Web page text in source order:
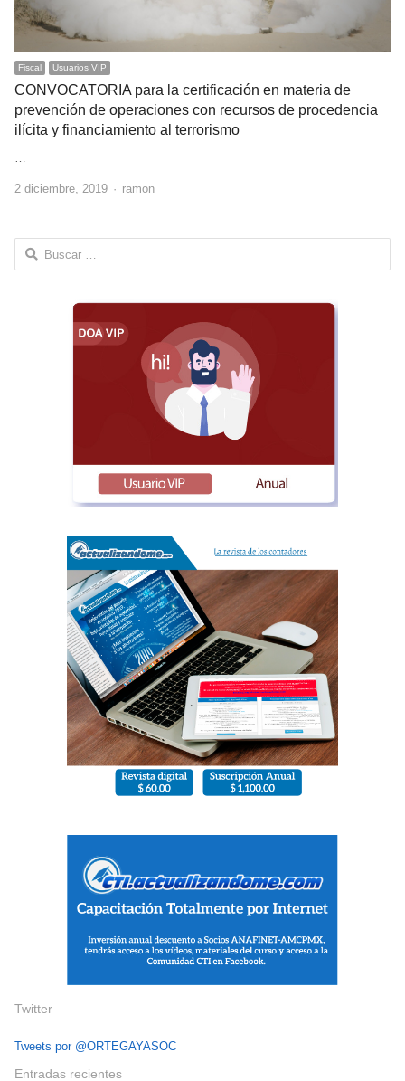
Fiscal Usuarios VIP
CONVOCATORIA para la certificación en materia de
prevención de operaciones con recursos de procedencia
ilícita y financiamiento al terrorismo
…
2 diciembre, 2019 Author
ramon
Buscar:
Twitter
Tweets por @ORTEGAYASOC
Entradas recientes